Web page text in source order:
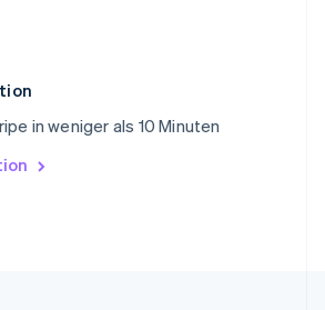
in weniger als 10 Minuten